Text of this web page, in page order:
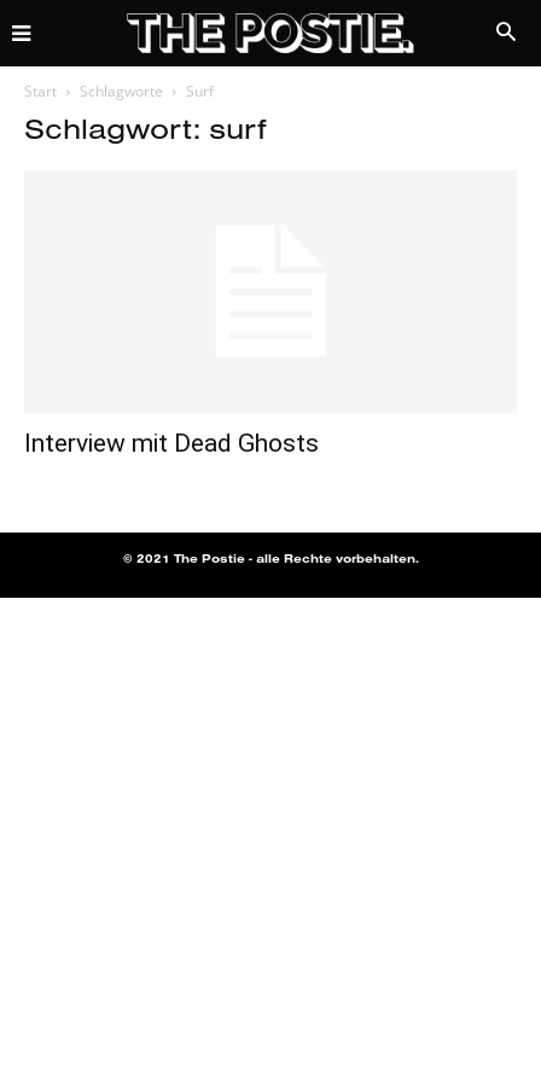
Start Schlagworte Surf
Schlagwort: surf
Interview mit Dead Ghosts
© 2021 The Postie - alle Rechte vorbehalten.